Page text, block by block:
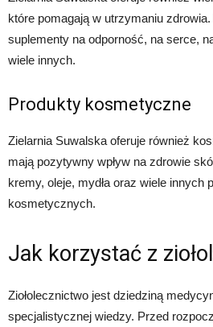
które pomagają w utrzymaniu
suplementy na odporność, na serce,
wiele innych.
Produkty kosmetyczne
Zielarnia Suwalska oferuje również
mają pozytywny wpływ na zdrowie
kremy, oleje, mydła oraz wiele innych
kosmetycznych.
Jak korzystać z
Ziołolecznictwo jest dziedziną
specjalistycznej wiedzy. Przed